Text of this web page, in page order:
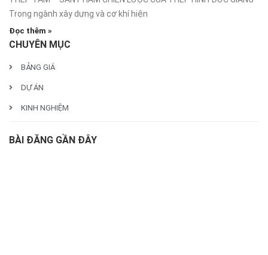
Trong ngành xây dựng và cơ khí hiện
Đọc thêm »
CHUYÊN MỤC
BẢNG GIÁ
DỰ ÁN
KINH NGHIỆM
BÀI ĐĂNG GẦN ĐÂY